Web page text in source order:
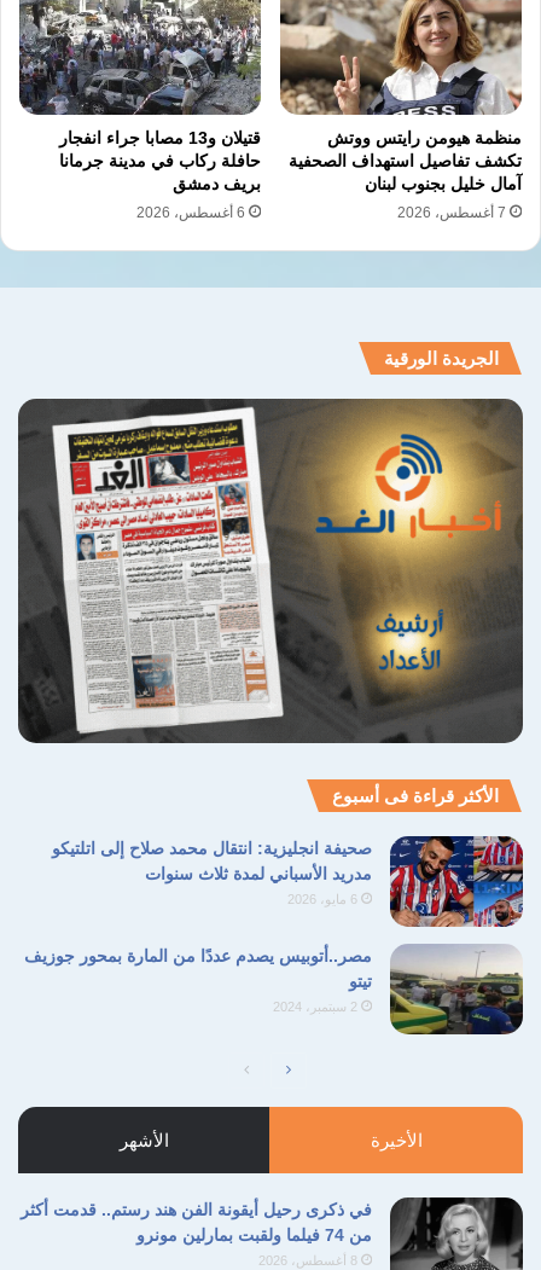
منظمة هيومن رايتس ووتش
تكشف تفاصيل استهداف الصحفية
آمال خليل بجنوب لبنان
7 أغسطس، 2026
قتيلان و13 مصابا جراء انفجار
حافلة ركاب في مدينة جرمانا
بريف دمشق
6 أغسطس، 2026
الجريدة الورقية
الأكثر قراءة فى أسبوع
صحيفة انجليزية: انتقال محمد صلاح إلى اتلتيكو
مدريد الأسباني لمدة ثلاث سنوات
6 مايو، 2026
مصر..أتوبيس يصدم عددًا من المارة بمحور جوزيف
تيتو
2 سبتمبر، 2024
الصفحة
السابقة
الصفحة
التالية
الأخيرة الأشهر
في ذكرى رحيل أيقونة الفن هند رستم.. قدمت أكثر
من 74 فيلما ولقبت بمارلين مونرو
8 أغسطس، 2026